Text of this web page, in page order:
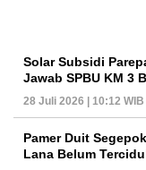
Solar Subsidi
Jawab SPBU KM 3
28 Juli 2026 | 10:12 WIB
Pamer Duit
Lana Belum